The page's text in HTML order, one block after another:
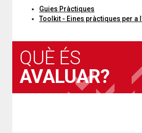
Guies Pràctiques
Toolkit - Eines pràctiques per a
QUÈ ÉS
AVALUAR?